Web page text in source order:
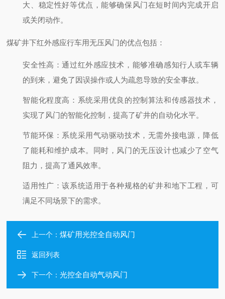
大、稳定性好等优点，能够确保风门在短时间内完成开启
或关闭动作。
煤矿井下红外感应行车用无压风门的优点包括：
安全性高：通过红外感应技术，能够准确感知行人或车辆
的到来，避免了因误操作或人为疏忽导致的安全事故。
智能化程度高：系统采用优良的控制算法和传感器技术，
实现了风门的智能化控制，提高了矿井的自动化水平。
节能环保：系统采用气动驱动技术，无需外接电源，降低
了能耗和维护成本。同时，风门的无压设计也减少了空气
阻力，提高了通风效率。
适用性广：该系统适用于各种规格的矿井和地下工程，可
满足不同场景下的需求。
上一个：煤矿用光控全自动风门
返回列表
下一个：光控全自动气动风门